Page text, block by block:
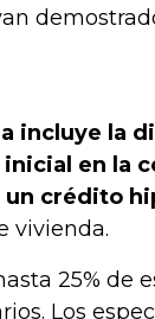
incluye la
en la
un crédito
vivienda.
25% de
Los